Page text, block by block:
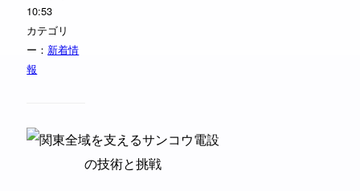
10:53
カテゴリ
ー： 新着情
報